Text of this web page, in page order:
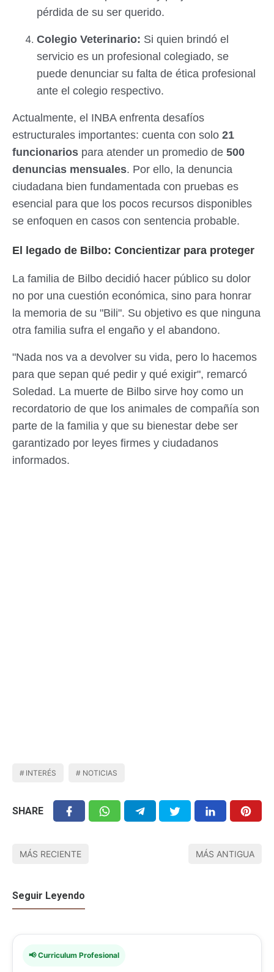
pérdida de su ser querido.
Colegio Veterinario: Si quien brindó el
servicio es un profesional colegiado, se
puede denunciar su falta de ética profesional
ante el colegio respectivo.
Actualmente, el INBA enfrenta desafíos
estructurales importantes: cuenta con solo 21
funcionarios para atender un promedio de 500
denuncias mensuales. Por ello, la denuncia
ciudadana bien fundamentada con pruebas es
esencial para que los pocos recursos disponibles
se enfoquen en casos con sentencia probable.
El legado de Bilbo: Concientizar para proteger
La familia de Bilbo decidió hacer público su dolor
no por una cuestión económica, sino para honrar
la memoria de su "Bili". Su objetivo es que ninguna
otra familia sufra el engaño y el abandono.
"Nada nos va a devolver su vida, pero lo hacemos
para que sepan qué pedir y qué exigir", remarcó
Soledad. La muerte de Bilbo sirve hoy como un
recordatorio de que los animales de compañía son
parte de la familia y que su bienestar debe ser
garantizado por leyes firmes y ciudadanos
informados.
INTERÉS NOTICIAS
SHARE
MÁS RECIENTE MÁS ANTIGUA
Seguir Leyendo
📢 Curriculum Profesional